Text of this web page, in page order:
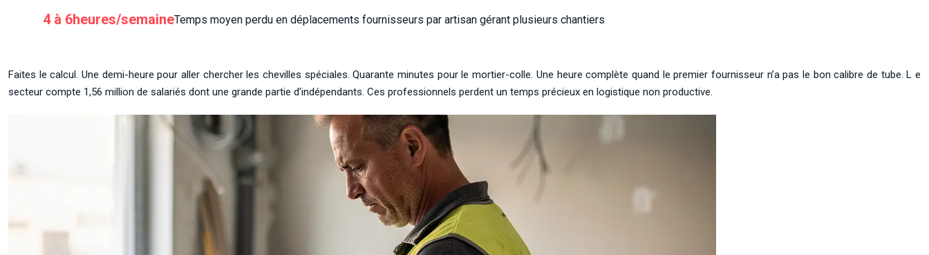
4 à 6heures/semaineTemps moyen perdu en déplacements fournisseurs par artisan gérant plusieurs chantiers
Faites le calcul. Une demi-heure pour aller chercher les chevilles spéciales. Quarante minutes pour le mortier-colle. Une heure complète quand le premier fournisseur n’a pas le bon calibre de tube. L e
secteur compte 1,56 million de salariés dont une grande partie d’indépendants. Ces professionnels perdent un temps précieux en logistique non productive.